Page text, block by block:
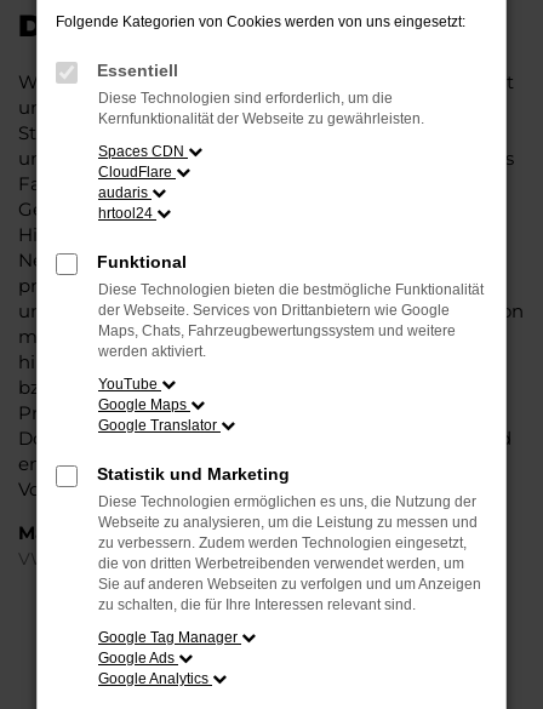
DORTMUND
Wer in puncto Qualität keinerlei Kompromisse eingeht
und bei Fahrten durch Dortmund auf dem neuesten
Stand der Automobiltechnik sein möchte, landet
unweigerlich bei einem VW ID.7 EU-Neuwagen. Dieses
Fahrzeug überzeugt vor allem in der aktuellen
Generation in den Vergleichstests und gilt in vielerlei
Hinsicht als Trendsetter. Wenn Sie Ihren VW ID.7 EU-
Neuwagen für Dortmund bei Steinböhmer kaufen,
profitieren Sie gleich mehrfach. So bieten wir einen
umfangreichen Service und bringen eine Erfahrung von
mehr als 80 Jahren in die Beratung mit ein. Darüber
hinaus sichern Sie sich bei jedem Kauf einen Rabatt
bzw. Nachlass, der teilweise im zweistelligen
Prozentbereich liegt. VW ID.7 EU-Neuwagen für
Dortmund sind bei uns auch im Leasing zu haben und
entsprechend zu 100 Prozent Ihren individuellen
Vorstellungen.
Marken
VW
FEHLER: NETWORK ERROR
Beim Laden ist ein Fehler aufgetreten.
Folgende Kategorien von Cookies werden von uns eingesetzt:
Essentiell
Diese Technologien sind erforderlich, um die
Kernfunktionalität der Webseite zu gewährleisten.
Spaces CDN
CloudFlare
audaris
hrtool24
Funktional
Diese Technologien bieten die bestmögliche Funktionalität
der Webseite. Services von Drittanbietern wie Google
Maps, Chats, Fahrzeugbewertungssystem und weitere
werden aktiviert.
YouTube
Google Maps
Google Translator
Statistik und Marketing
Diese Technologien ermöglichen es uns, die Nutzung der
Webseite zu analysieren, um die Leistung zu messen und
zu verbessern. Zudem werden Technologien eingesetzt,
die von dritten Werbetreibenden verwendet werden, um
Sie auf anderen Webseiten zu verfolgen und um Anzeigen
zu schalten, die für Ihre Interessen relevant sind.
Google Tag Manager
Google Ads
Google Analytics